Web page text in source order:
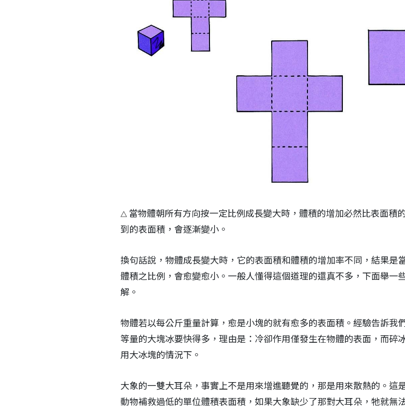
△ 當物體朝所有方向按一定比例成長變大時，體積的增加必然比表面積
到的表面積，會逐漸變小。
換句話說，物體成長變大時，它的表面積和體積的增加率不同，結果是
體積之比例，會愈變愈小。一般人懂得這個道理的還真不多，下面舉一
解。
物體若以每公斤重量計算，愈是小塊的就有愈多的表面積。經驗告訴我
等量的大塊冰要快得多，理由是：冷卻作用僅發生在物體的表面，而碎
用大冰塊的情況下。
大象的一雙大耳朵，事實上不是用來增進聽覺的，那是用來散熱的。這
動物補救過低的單位體積表面積，如果大象缺少了那對大耳朵，牠就無